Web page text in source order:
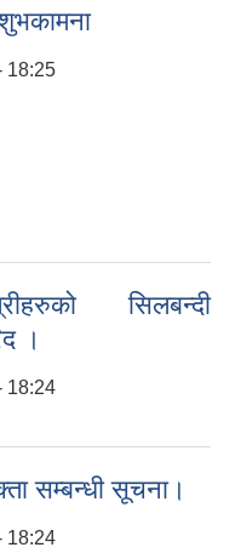
शुभकामना
18:25
सिलबन्दी
।
18:24
सम्बन्धी सूचना।
18:24